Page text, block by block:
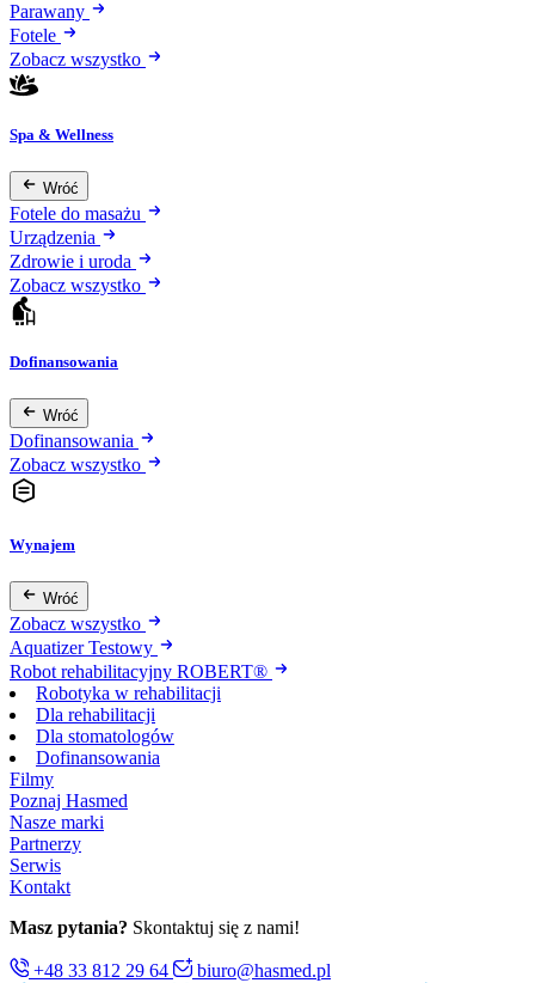
Parawany
Fotele
Zobacz wszystko
Spa & Wellness
Wróć
Fotele do masażu
Urządzenia
Zdrowie i uroda
Zobacz wszystko
Dofinansowania
Wróć
Dofinansowania
Zobacz wszystko
Wynajem
Wróć
Zobacz wszystko
Aquatizer Testowy
Robot rehabilitacyjny ROBERT®
Robotyka w rehabilitacji
Dla rehabilitacji
Dla stomatologów
Dofinansowania
Filmy
Poznaj Hasmed
Nasze marki
Partnerzy
Serwis
Kontakt
Masz pytania? Skontaktuj się z nami!
+48 33 812 29 64
biuro@hasmed.pl